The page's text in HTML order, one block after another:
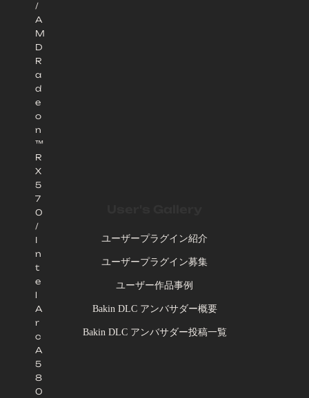
/
A
M
D
R
a
d
e
o
n
™
R
X
5
7
0
/
I
n
t
e
l
A
r
c
A
5
8
0
ユーザープラグイン紹介
ユーザープラグイン募集
ユーザー作品事例
Bakin DLC アンバサダー概要
Bakin DLC アンバサダー投稿一覧